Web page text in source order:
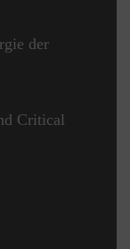
der
Critical